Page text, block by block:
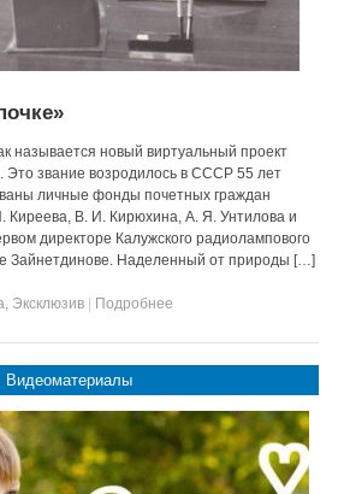
называется новый виртуальный проект
Это звание возродилось в СССР 55 лет
личные фонды почетных граждан
Киреева, В. И. Кирюхина, А. Я. Унтилова и
директоре Калужского радиолампового
Зайнетдинове. Наделенный от природы […]
, Эксклюзив Подробнее
Видеоматериалы